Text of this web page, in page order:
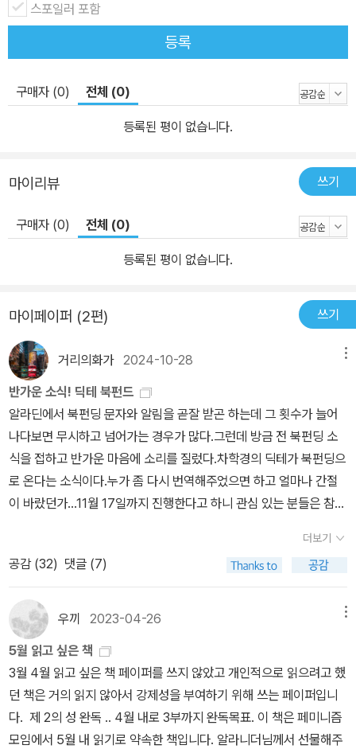
스포일러 포함
등록
구매자 (0) 전체 (0)
등록된 평이 없습니다.
마이리뷰 쓰기
구매자 (0) 전체 (0)
등록된 평이 없습니다.
마이페이퍼 (2편) 쓰기
거리의화가2024-10-28
반가운 소식! 딕테 북펀드
알라딘에서 북펀딩 문자와 알림을 곧잘 받곤 하는데 그 횟수가 늘어
나다보면 무시하고 넘어가는 경우가 많다.그런데 방금 전 북펀딩 소
식을 접하고 반가운 마음에 소리를 질렀다.차학경의 딕테가 북펀딩으
로 온다는 소식이다.누가 좀 다시 번역해주었으면 하고 얼마나 간절
이 바랐던가...11월 17일까지 진행한다고 하니 관심 있는 분들은 참고
더보기
공감 (32) 댓글 (7)
우끼 2023-04-26
5월 읽고 싶은 책
3월 4월 읽고 싶은 책 페이퍼를 쓰지 않았고 개인적으로 읽으려고 했
던 책은 거의 읽지 않아서 강제성을 부여하기 위해 쓰는 페이퍼입니
다. 제 2의 성 완독 .. 4월 내로 3부까지 완독목표. 이 책은 페미니즘
모임에서 5월 내 읽기로 약속한 책입니다. 알라니더님께서 선물해주